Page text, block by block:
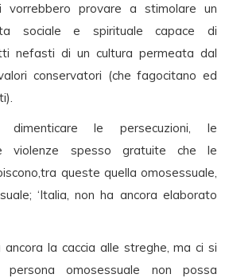
vorrebbero provare a stimolare un
sociale e spirituale capace di
nefasti di un cultura permeata dal
conservatori (che fagocitano ed
le persecuzioni, le
violenze spesso gratuite che le
queste quella omosessuale,
‘Italia, non ha ancora elaborato
ancora la caccia alle streghe, ma ci si
omosessuale non possa